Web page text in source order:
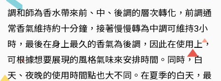
調和師為香水帶來前、中、後調的層次轉化，前調通
常香氣維持約十分鐘，接著慢慢轉為中調可維持3小
時，最後在身上最久的香氣為後調，因此在使用上，
可根據想要展現的風格氣味來安排時間。同時，白
天、夜晚的使用時間點也大不同。在夏季的白天，最